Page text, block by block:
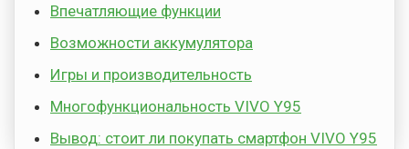
Впечатляющие функции
Возможности аккумулятора
Игры и производительность
Многофункциональность VIVO Y95
Вывод: стоит ли покупать смартфон VIVO Y95